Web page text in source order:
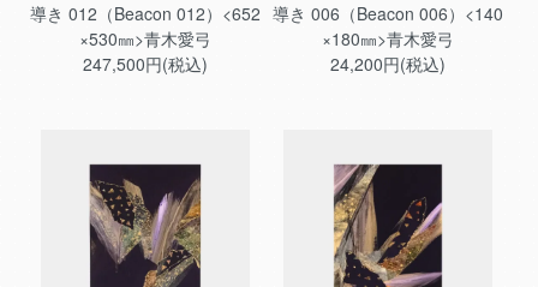
導き 012（Beacon 012）<652
×530㎜>青木愛弓
247,500円(税込)
導き 006（Beacon 006）<140
×180㎜>青木愛弓
24,200円(税込)